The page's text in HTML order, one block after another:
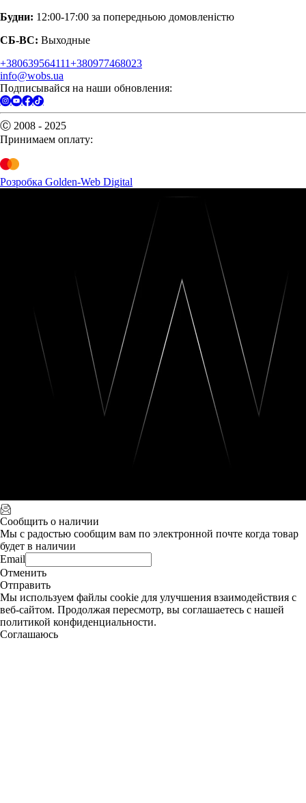
Будни: 12:00-17:00 за попередньою домовленістю
СБ-ВС: Выходные
+380639564111+380977468023
info@wobs.ua
Подписывайся на наши обновления:
Ⓒ 2008 - 2025
Принимаем оплату:
Розробка Golden-Web Digital
Сообщить о наличии
Мы с радостью сообщим вам по электронной почте когда товар
будет в наличии
Email
Отменить
Отправить
Мы используем файлы cookie для улучшения взаимодействия с
веб-сайтом. Продолжая пересмотр, вы соглашаетесь с нашей
политикой конфиденциальности.
Соглашаюсь